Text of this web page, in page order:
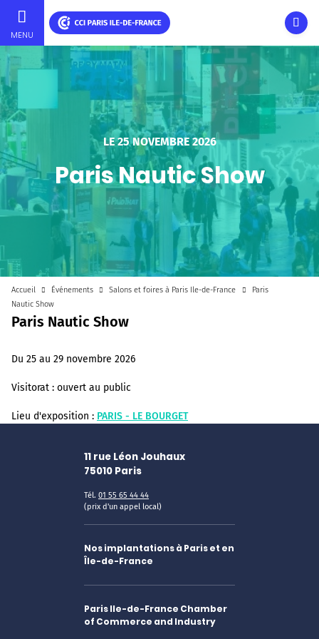
Aller
contenu
principal
MENU
LE25 NOVEMBRE 2026
Paris Nautic Show
Accueil Événements Salons et foires à Paris Ile-de-France
Paris
Nautic Show
Paris Nautic Show
Du 25 au 29 novembre 2026
Visitorat : ouvert au public
Lieu d'exposition : PARIS - LE BOURGET
11 rue Léon Jouhaux
75010 Paris
Tél. 01 55 65 44 44
(prix d'un appel local)
Nos implantations à Paris et en
Île-de-France
Paris Ile-de-France Chamber
of Commerce and Industry